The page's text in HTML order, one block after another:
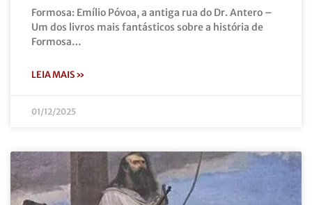
Formosa: Emílio Póvoa, a antiga rua do Dr. Antero –
Um dos livros mais fantásticos sobre a história de
Formosa…
LEIA MAIS »
01/12/2025